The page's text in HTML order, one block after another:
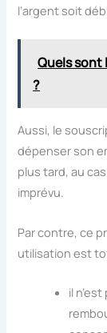
l’argent soit
Quels sont
?
Aussi, le
dépenser son
plus tard, au
imprévu.
Par contre, ce
utilisation est
il